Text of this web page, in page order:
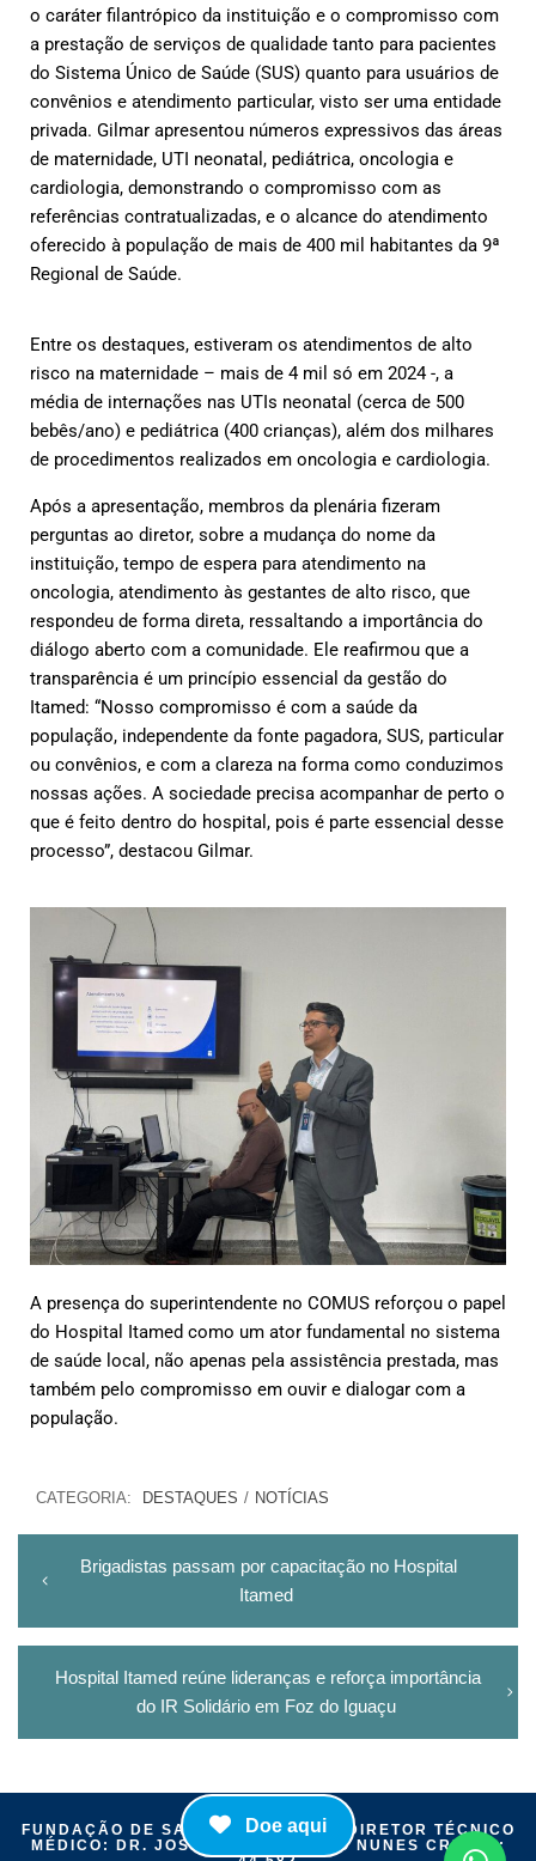
o caráter filantrópico da instituição e o compromisso com
a prestação de serviços de qualidade tanto para pacientes
do Sistema Único de Saúde (SUS) quanto para usuários de
convênios e atendimento particular, visto ser uma entidade
privada. Gilmar apresentou números expressivos das áreas
de maternidade, UTI neonatal, pediátrica, oncologia e
cardiologia, demonstrando o compromisso com as
referências contratualizadas, e o alcance do atendimento
oferecido à população de mais de 400 mil habitantes da 9ª
Regional de Saúde.
Entre os destaques, estiveram os atendimentos de alto
risco na maternidade – mais de 4 mil só em 2024 -, a
média de internações nas UTIs neonatal (cerca de 500
bebês/ano) e pediátrica (400 crianças), além dos milhares
de procedimentos realizados em oncologia e cardiologia.
Após a apresentação, membros da plenária fizeram
perguntas ao diretor, sobre a mudança do nome da
instituição, tempo de espera para atendimento na
oncologia, atendimento às gestantes de alto risco, que
respondeu de forma direta, ressaltando a importância do
diálogo aberto com a comunidade. Ele reafirmou que a
transparência é um princípio essencial da gestão do
Itamed: “Nosso compromisso é com a saúde da
população, independente da fonte pagadora, SUS, particular
ou convênios, e com a clareza na forma como conduzimos
nossas ações. A sociedade precisa acompanhar de perto o
que é feito dentro do hospital, pois é parte essencial desse
processo”, destacou Gilmar.
A presença do superintendente no COMUS reforçou o papel
do Hospital Itamed como um ator fundamental no sistema
de saúde local, não apenas pela assistência prestada, mas
também pelo compromisso em ouvir e dialogar com a
população.
CATEGORIA: DESTAQUES / NOTÍCIAS
Brigadistas passam por capacitação no Hospital
Itamed
Hospital Itamed reúne lideranças e reforça importância
do IR Solidário em Foz do Iguaçu
FUNDAÇÃO DE SAÚDE ITAIGUAPY | DIRETOR TÉCNICO
MÉDICO: DR. JOSÉ MÁRIO CAMELO NUNES CRM-PR:
Doe aqui